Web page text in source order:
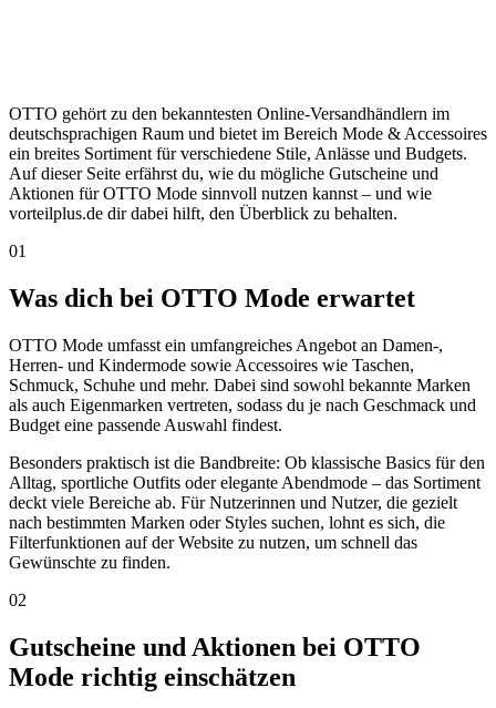
OTTO gehört zu den bekanntesten Online-Versandhändlern im
deutschsprachigen Raum und bietet im Bereich Mode & Accessoires
ein breites Sortiment für verschiedene Stile, Anlässe und Budgets.
Auf dieser Seite erfährst du, wie du mögliche Gutscheine und
Aktionen für OTTO Mode sinnvoll nutzen kannst – und wie
vorteilplus.de dir dabei hilft, den Überblick zu behalten.
01
Was dich bei OTTO Mode erwartet
OTTO Mode umfasst ein umfangreiches Angebot an Damen-,
Herren- und Kindermode sowie Accessoires wie Taschen,
Schmuck, Schuhe und mehr. Dabei sind sowohl bekannte Marken
als auch Eigenmarken vertreten, sodass du je nach Geschmack und
Budget eine passende Auswahl findest.
Besonders praktisch ist die Bandbreite: Ob klassische Basics für den
Alltag, sportliche Outfits oder elegante Abendmode – das Sortiment
deckt viele Bereiche ab. Für Nutzerinnen und Nutzer, die gezielt
nach bestimmten Marken oder Styles suchen, lohnt es sich, die
Filterfunktionen auf der Website zu nutzen, um schnell das
Gewünschte zu finden.
02
Gutscheine und Aktionen bei OTTO
Mode richtig einschätzen